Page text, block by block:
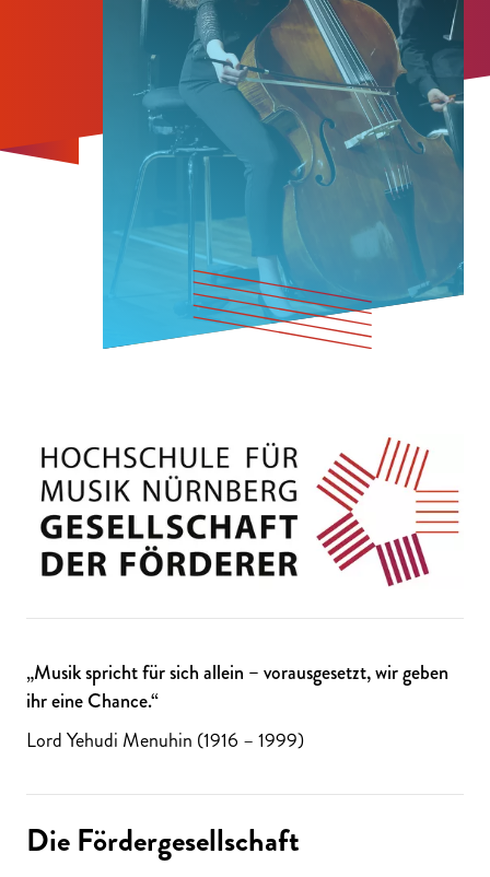
Musik spricht für sich allein – vorausgesetzt, wir geben
ihr eine Chance.
Lord Yehudi Menuhin (1916 – 1999)
Die Fördergesellschaft